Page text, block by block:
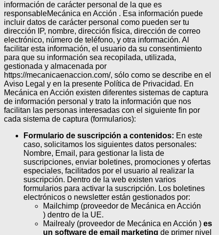
información de carácter personal de la que es
responsableMecánica en Acción . Esa información puede
incluir datos de carácter personal como pueden ser tu
dirección IP, nombre, dirección física, dirección de correo
electrónico, número de teléfono, y otra información. Al
facilitar esta información, el usuario da su consentimiento
para que su información sea recopilada, utilizada,
gestionada y almacenada por
https://mecanicaenaccion.com/, sólo como se describe en el
Aviso Legal y en la presente Política de Privacidad. En
Mecánica en Acción existen diferentes sistemas de captura
de información personal y trato la información que nos
facilitan las personas interesadas con el siguiente fin por
cada sistema de captura (formularios):
Formulario de suscripción a contenidos: En este
caso, solicitamos los siguientes datos personales:
Nombre, Email, para gestionar la lista de
suscripciones, enviar boletines, promociones y ofertas
especiales, facilitados por el usuario al realizar la
suscripción. Dentro de la web existen varios
formularios para activar la suscripción. Los boletines
electrónicos o newsletter están gestionados por:
Mailchimp (proveedor de Mecánica en Acción
) dentro de la UE.
Mailrealy (proveedor de Mecánica en Acción ) es
un software de email marketing de primer nivel